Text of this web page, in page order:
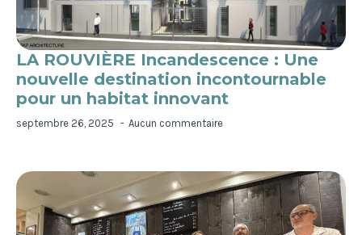
LA ROUVIÈRE Incandescence : Une
nouvelle destination incontournable
pour un habitat innovant
septembre 26, 2025 Aucun commentaire